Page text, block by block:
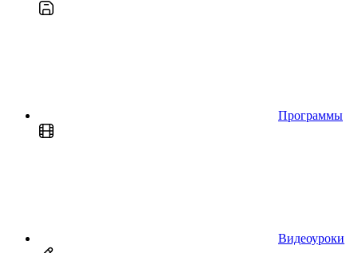
Программы
Видеоуроки